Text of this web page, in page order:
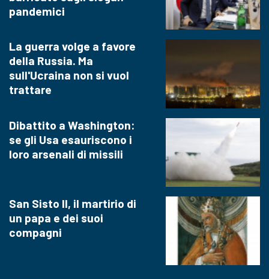
pandemici
La guerra volge a favore
della Russia. Ma
sull'Ucraina non si vuol
trattare
Dibattito a Washington:
se gli Usa esauriscono i
loro arsenali di missili
San Sisto II, il martirio di
un papa e dei suoi
compagni